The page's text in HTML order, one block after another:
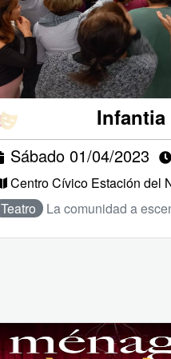
Infantia
Sábado 01/04/2023
Centro Cívico Estación del
Teatro
La comunidad a